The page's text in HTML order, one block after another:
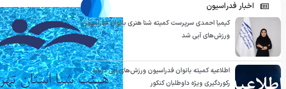
اخبار فدراسیون
کیمیا احمدی سرپرست کمیته شنا هنری بانوان فدراسیون
ورزش‌های آبی شد
اطلاعیه کمیته بانوان فدراسیون ورزش‌های آبی درباره
رکوردگیری ویژه داوطلبان کنکور